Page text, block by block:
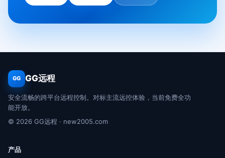
GG GG远程
安全流畅的跨平台远程控制。对标主流远控体验，当前免费全功
能开放。
© 2026 GG远程 · new2005.com
产品